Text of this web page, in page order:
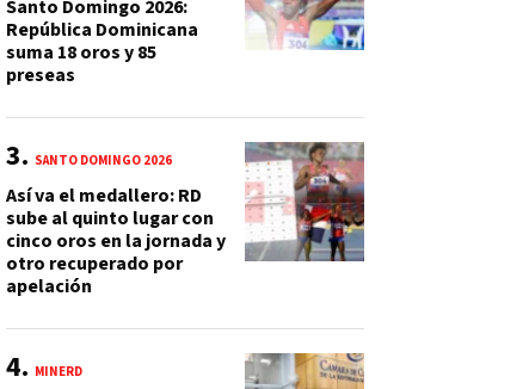
Santo Domingo 2026:
República Dominicana
suma 18 oros y 85
preseas
SANTO DOMINGO 2026
Así va el medallero: RD
sube al quinto lugar con
cinco oros en la jornada y
otro recuperado por
apelación
MINERD